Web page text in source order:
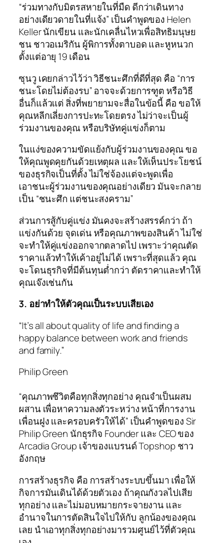
“ร่วมทางกับมิตรสหายในที่มืด ดีกว่าเดินทาง
อย่างเดียวดายในที่แจ้ง” เป็นคำพูดของ Helen
Keller นักเขียน และนักเคลื่นไหวเพื่อสิทธิมนุษย
ชน ชาวอเมริกัน ผู้พิการทั้งตาบอด และหูหนวก
ตั้งแต่อายุ 19 เดือน
ซุนวู เคยกล่าวไว้ว่า วิธีชนะศึกที่ดีที่สุด คือ “การ
ชนะโดยไม่ต้องรบ” อาจจะด้วยการฑูต หรือวิธี
อื่นก็แล้วแต่ สิ่งที่พยายามจะสื่อในข้อนี้ คือ ขอให้
คุณหลีกเลี่ยงการปะทะโดยตรง ไม่ว่าจะเป็นผู้
ร่วมงานของคุณ หรือบริษัทคู่แข่งก็ตาม
ในแง่ของความขัดแย้งกับผู้ร่วมงานของคุณ ขอ
ให้คุณพูดคุยกันด้วยเหตุผล และให้เห็นประโยชน์
ของธุรกิจเป็นที่ตั้ง ไม่ใช่จ้องแต่จะพูดเพื่อ
เอาชนะผู้ร่วมงานของคุณอย่างเดียว มันจะกลาย
เป็น “ชนะศึก แต่ชนะสงคราม”
ส่วนการสู้กับคู่แข่ง มันคงจะสร้างสรรค์กว่า ถ้า
แข่งกันด้วย จุดเด่น หรือคุณภาพของสินค้า ไม่ใช่
จะทำให้คู่แข่งออกจากตลาดไป เพราะว่าคุณตัด
ราคาแล้วทำให้เค้าอยู่ไม่ได้ เพราะที่สุดแล้ว คุณ
จะโดนธุรกิจที่มีต้นทุนต่ำกว่า ตัดราคาและทำให้
คุณเจ๊งเช่นกัน
3. อย่าทำให้ตัวคุณเป็นระบบเสียเอง
“It’s all about quality of life and finding a
happy balance between work and friends
and family.”
Philip Green
“คุณภาพชึวิตคือทุกสิ่งทุกอย่าง คุณจำเป็นผสม
ผสาน เพื่อหาความลงตัวระหว่าง หน้าที่การงาน
เพื่อนฝูง และครอบครัวให้ได้” เป็นคำพูดของ Sir
Philip Green นักธุรกิจ Founder และ CEO ของ
Arcadia Group เจ้าของแบรนด์ Topshop ชาว
อังกฤษ
การสร้างธุรกิจ คือ การสร้างระบบขึ้นมา เพื่อให้
กิจการมันเดินได้ด้วยตัวเอง ถ้าคุณกังวลไปเสีย
ทุกอย่าง และไม่มอบหมายกระจายงาน และ
อำนาจในการตัดสินใจไปให้กับ ลูกน้องของคุณ
เลย นำเอาทุกสิ่งทุกอย่างมารวมศูนย์ไว้ที่ตัวคุณ